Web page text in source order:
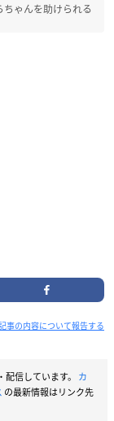
ゃんを助けられる
事の内容について報告する
信しています。 カ
の最新情報はリンク先